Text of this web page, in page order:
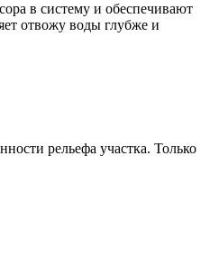
в систему и обеспечивают
отвожу воды глубже и
рельефа участка. Только